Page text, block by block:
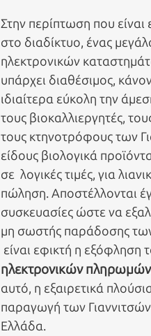
Στην περίπτωση που
στο διαδίκτυο, ένας
ηλεκτρονικών
υπάρχει διαθέσιμος,
ιδιαίτερα εύκολη την
τους βιοκαλλιεργητές,
τους κτηνοτρόφους των
είδους βιολογικά
σε λογικές τιμές, για
πώληση. Αποστέλλονται
συσκευασίες ώστε να
μη σωστής παράδοσης
είναι εφικτή η εξόφληση
ηλεκτρονικών πληρωμών
αυτό, η εξαιρετικά
παραγωγή των
Ελλάδα.